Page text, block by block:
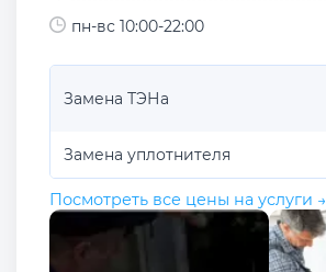
пн-вс 10:00-22:00
Замена ТЭНа
Замена уплотнителя
Посмотреть все цены на услуги →